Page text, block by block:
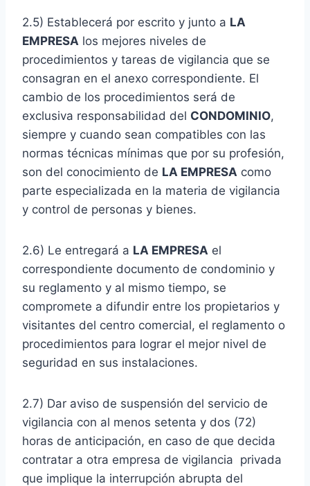
2.5) Establecerá por escrito y junto a LA
EMPRESA los mejores niveles de
procedimientos y tareas de vigilancia que se
consagran en el anexo correspondiente. El
cambio de los procedimientos será de
exclusiva responsabilidad del CONDOMINIO,
siempre y cuando sean compatibles con las
normas técnicas mínimas que por su profesión,
son del conocimiento de LA EMPRESA como
parte especializada en la materia de vigilancia
y control de personas y bienes.
2.6) Le entregará a LA EMPRESA el
correspondiente documento de condominio y
su reglamento y al mismo tiempo, se
compromete a difundir entre los propietarios y
visitantes del centro comercial, el reglamento o
procedimientos para lograr el mejor nivel de
seguridad en sus instalaciones.
2.7) Dar aviso de suspensión del servicio de
vigilancia con al menos setenta y dos (72)
horas de anticipación, en caso de que decida
contratar a otra empresa de vigilancia privada
que implique la interrupción abrupta del